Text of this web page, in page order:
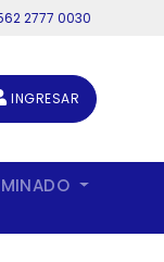
2777 0030
INGRESAR